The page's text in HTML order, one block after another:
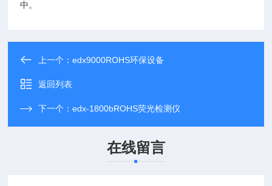
中。
上一个：edx9000ROHS环保设备
返回列表
下一个：edx-1800bROHS荧光检测仪
在线留言